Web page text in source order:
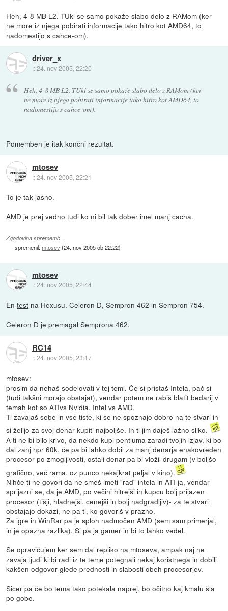
Heh, 4-8 MB L2. TUki se samo pokaže slabo delo z RAMom (ker
ne more iz njega pobirati informacije tako hitro kot AMD64, to
nadomestijo s cahce-om).
driver_x
::24. nov 2005, 22:20
Heh, 4-8 MB L2. TUki se samo pokaže slabo delo z RAMom (ker
ne more iz njega pobirati informacije tako hitro kot AMD64, to
nadomestijo s cahce-om).
Pomemben je itak končni rezultat.
mtosev
::24. nov 2005, 22:21
To je tak jasno.
AMD je prej vedno tudi ko ni bil tak dober imel manj cacha.
Zgodovina sprememb…
spremenil:mtosev(24. nov 2005 ob 22:22)
mtosev
::24. nov 2005, 22:44
Entest na Hexusu. Celeron D, Sempron 462 in Sempron 754.
Celeron D je premagal Semprona 462.
RC14
::24. nov 2005, 23:17
mtosev:
prosim da nehaš sodelovati v tej temi. Če si pristaš Intela, pač si
(tudi takšni morajo obstajat), vendar potem ne rabiš blatit bedarij v
temah kot so ATIvs Nvidia, Intel vs AMD.
Ti zavajaš sebe in vse tiste, ki se ne spoznajo dobro na te stvari in
si želijo za svoj denar kupiti najboljše. In ti jim daješ lažno sliko.
A ti ne bi bilo krivo, da nekdo kupi pentiuma zaradi tvojih izjav, ki bo
dal zanj npr 60k, če pa bi lahko dobil za manj denarja enakovreden
procesor po zmogljivosti, ostali denar pa bi vložil drugam (v boljšo
grafično, več rama, oz punco nekajkrat peljal v kino).
Nihče ti ne govori da ne smeš imeti "rad" intela in ATI-ja, vendar
sprijazni se, da je AMD, po večini hitrejši in kupcu bolj prijazen
procesor (tišji, hladnejši, cenejši in bolj nadgradljiv)- za te stvari
obstajajo dokazi, ne pa ti, ko govoriš v prazno.
Za igre in WinRar pa je sploh nadmočen AMD (sem sam primerjal,
in je opazna razlika). Si pa ja gamer in bi to lahko vedel.
Se opravičujem ker sem dal repliko na mtoseva, ampak naj ne
zavaja ljudi ki bi radi iz te teme potegnali nekaj koristnega in dobili
kakšen odgovor glede prednosti in slabosti obeh procesorjev.
Sicer pa če bo tema tako potekala naprej, bo očitno kaj kmalu šla
po gobe.